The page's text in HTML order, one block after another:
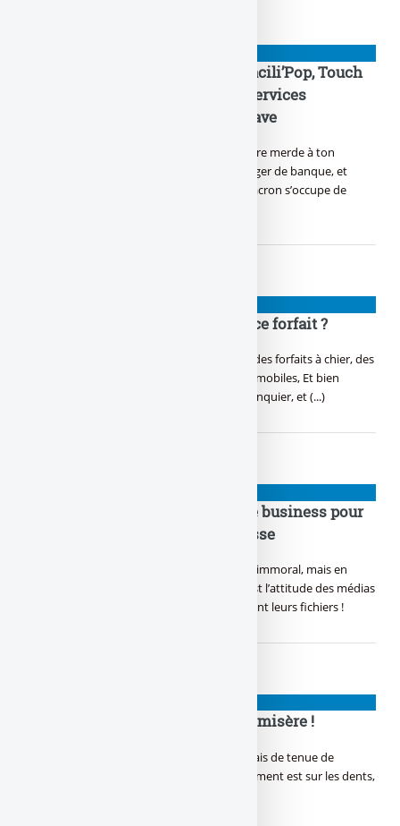
EasyMove, Switching service, Facili’Pop, Touch
my ass, Zyva bouge ta CB... Ces services
bancaires qui nous enfument grave
T’as remarqué, depuis le 6 février, tu peux dire merde à ton
banquier, Sans trop paniquer, tu peux changer de banque, et
l’envoyer chier, Une loi miracle à la mode macron s’occupe de
Orange bank, zyva, on l’commet ce forfait ?
Toi aussi tu délires, ton banquier vend déjà des forfaits à chier, des
assurances, des alarmes, des caisses, et des mobiles, Et bien
maintenant ton mobile operator devient banquier, et (...)
#PanamaPapers : une aubaine de business pour
le consortium mondial de la presse
Tous ces riches qui planquent leur fric, C’est immoral, mais en
même temps logique, Ce qui l’est moins, c’est l’attitude des médias
à la clé, Qui souhaitent faire du blé en vendant leurs fichiers !
Slam bancaire, ces mafieux de la misère !
Des frais bancaires dans tes gencives, Des frais de tenue de
compte en totale dérive, Même le gouvernement est sur les dents,